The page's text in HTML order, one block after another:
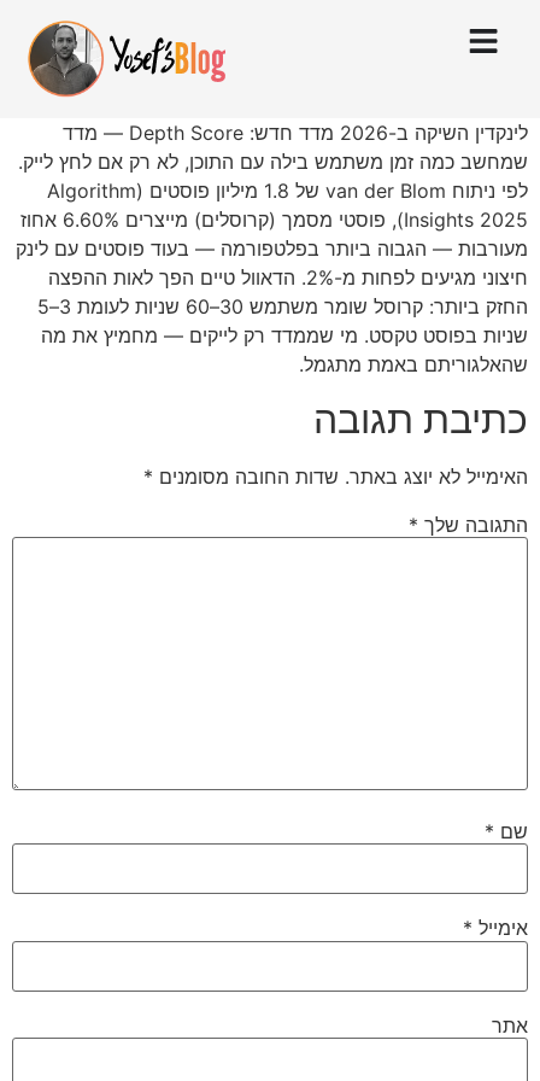
לינקדין השיקה ב-2026 מדד חדש: Depth Score — מדד
שמחשב כמה זמן משתמש בילה עם התוכן, לא רק אם לחץ לייק.
לפי ניתוח van der Blom של 1.8 מיליון פוסטים (Algorithm
Insights 2025), פוסטי מסמך (קרוסלים) מייצרים 6.60% אחוז
מעורבות — הגבוה ביותר בפלטפורמה — בעוד פוסטים עם לינק
חיצוני מגיעים לפחות מ-2%. הדאוול טיים הפך לאות ההפצה
החזק ביותר: קרוסל שומר משתמש 30–60 שניות לעומת 3–5
שניות בפוסט טקסט. מי שממדד רק לייקים — מחמיץ את מה
שהאלגוריתם באמת מתגמל.
כתיבת תגובה
האימייל לא יוצג באתר. שדות החובה מסומנים *
התגובה שלך *
שם *
אימייל *
אתר